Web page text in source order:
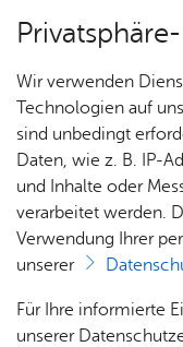
Über­sicht
Rat­
haus &
Nach­
rich­
Stadt­ge­schich­te
In der
Wir verwenden
Technologien auf
sind unbedingt
Daten, wie z. B. IP-
und Inhalte oder
verarbeitet werden.
Verwendung Ihrer
unserer
Für Ihre informierte
unserer